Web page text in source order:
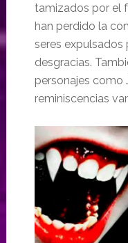
tamizados por el
han perdido la
seres expulsados
desgracias.
personajes como
reminiscencias